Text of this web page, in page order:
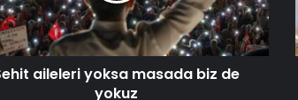
aileleri yoksa masada biz de
yokuz